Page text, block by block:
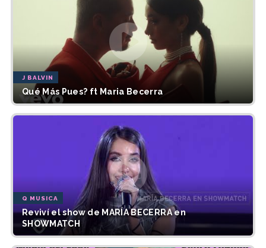
J BALVIN
Qué Más Pues? ft Maria Becerra
Q MUSICA
Reviví el show de MARÍA BECERRA en
SHOWMATCH